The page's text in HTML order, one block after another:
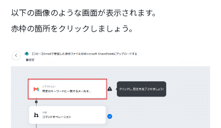
以下の画像のような画面が表示されます。
赤枠の箇所をクリックしましょう。